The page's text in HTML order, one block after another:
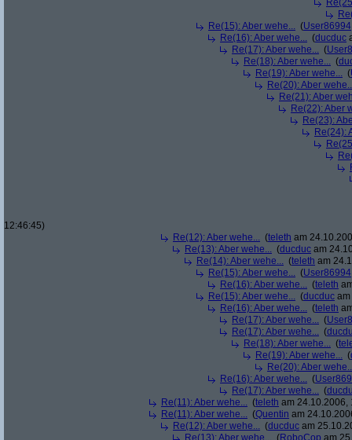
Re(15): Aber wehe... (User86994
Re(16): Aber wehe... (ducduc
Re(17): Aber wehe... (
Re(18): Aber wehe... (
Re(19): Aber wehe... (
Re(20): Aber
Re(21): Aber
Re(22): Aber
Re(23):
Re(24):
12:46:45)
Re(12): Aber wehe... (teleth am
Re(13): Aber wehe... (ducduc am
Re(14): Aber wehe... (teleth am
Re(15): Aber wehe... (User86994
Re(16): Aber wehe... (teleth
Re(15): Aber wehe... (ducduc
Re(16): Aber wehe... (teleth
Re(17): Aber wehe... (
Re(17): Aber wehe... (
Re(18): Aber wehe... (
Re(19): Aber wehe... (
Re(20): Aber
Re(16): Aber wehe... (
Re(17): Aber wehe... (
Re(11): Aber wehe... (teleth am 24.10.2006,
Re(11): Aber wehe... (Quentin am
Re(12): Aber wehe... (ducduc am
Re(13): Aber wehe... (RoboCop am